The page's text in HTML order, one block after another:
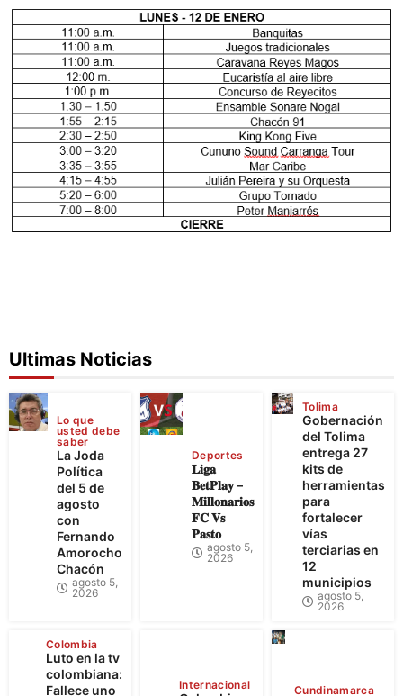
Ultimas Noticias
Lo que
usted debe
saber
La Joda
Política
del 5 de
agosto
con
Fernando
Amorocho
Chacón
agosto 5,
2026
Deportes
𝐋𝐢𝐠𝐚
𝐁𝐞𝐭𝐏𝐥𝐚𝐲 –
𝐌𝐢𝐥𝐥𝐨𝐧𝐚𝐫𝐢𝐨𝐬
𝐅𝐂 𝐕𝐬
𝐏𝐚𝐬𝐭𝐨
agosto 5,
2026
Tolima
Gobernación
del Tolima
entrega 27
kits de
herramientas
para
fortalecer
vías
terciarias en
12
municipios
agosto 5,
2026
Colombia
Luto en la tv
colombiana:
Fallece uno
Internacional Cundinamarca